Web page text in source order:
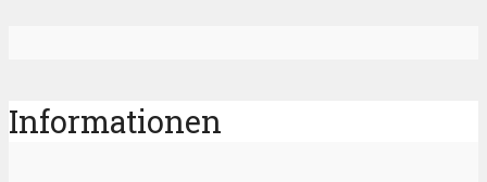
Informationen